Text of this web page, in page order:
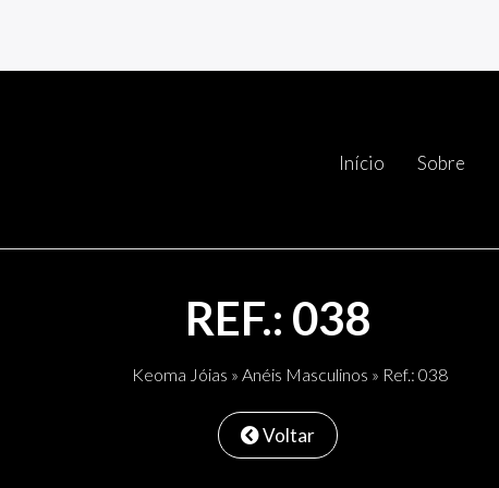
Início Sobre
REF.: 038
Keoma Jóias » Anéis Masculinos » Ref.: 038
Voltar